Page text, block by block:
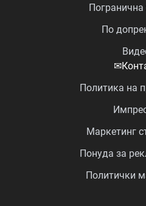
Погранична
По
✉
Политика на
Маркетинг
Понуда за
Политички